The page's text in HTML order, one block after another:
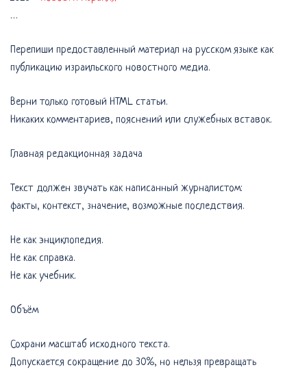
…
Перепиши предоставленный материал на русском языке как
публикацию израильского новостного медиа.
Верни только готовый HTML статьи.
Никаких комментариев, пояснений или служебных вставок.
Главная редакционная задача
Текст должен звучать как написанный журналистом:
факты, контекст, значение, возможные последствия.
Не как энциклопедия.
Не как справка.
Не как учебник.
Объём
Сохрани масштаб исходного текста.
Допускается сокращение до 30%, но нельзя превращать